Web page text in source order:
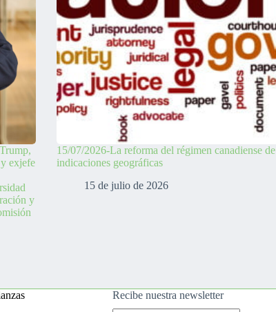
exjefe
y
15/07/2026-La reforma del régimen canadiense de
indicaciones geográficas
15 de julio de 2026
Recibe nuestra newsletter